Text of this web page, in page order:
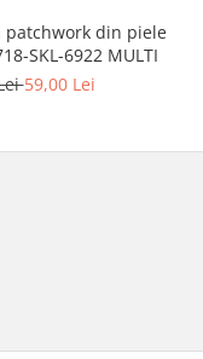
patchwork din piele
SKL-6922 MULTI
59,00 Lei